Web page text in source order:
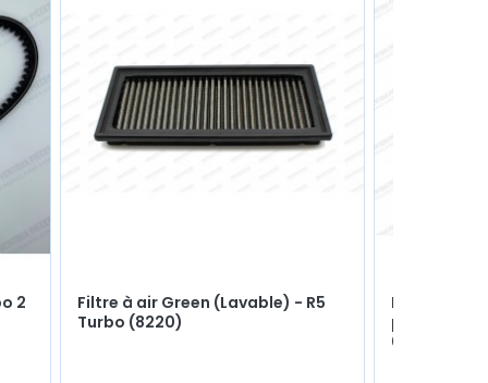
2
Filtre à air Green (Lavable) - R5
Turbo (8220)
Bouchon
pompe à